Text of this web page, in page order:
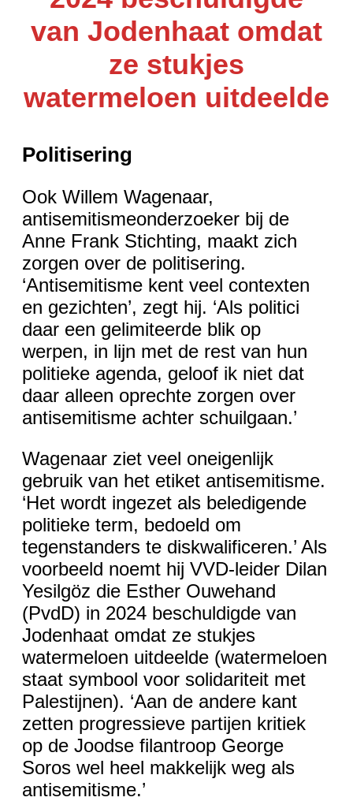
van Jodenhaat omdat
ze stukjes
watermeloen uitdeelde
Politisering
Ook Willem Wagenaar,
antisemitismeonderzoeker bij de
Anne Frank Stichting, maakt zich
zorgen over de politisering.
‘Antisemitisme kent veel contexten
en gezichten’, zegt hij. ‘Als politici
daar een gelimiteerde blik op
werpen, in lijn met de rest van hun
politieke agenda, geloof ik niet dat
daar alleen oprechte zorgen over
antisemitisme achter schuilgaan.’
Wagenaar ziet veel oneigenlijk
gebruik van het etiket antisemitisme.
‘Het wordt ingezet als beledigende
politieke term, bedoeld om
tegenstanders te diskwalificeren.’ Als
voorbeeld noemt hij VVD-leider Dilan
Yesilgöz die Esther Ouwehand
(PvdD) in 2024 beschuldigde van
Jodenhaat omdat ze stukjes
watermeloen uitdeelde (watermeloen
staat symbool voor solidariteit met
Palestijnen). ‘Aan de andere kant
zetten progressieve partijen kritiek
op de Joodse filantroop George
Soros wel heel makkelijk weg als
antisemitisme.’